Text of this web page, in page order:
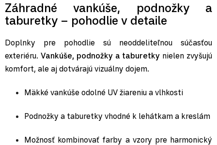
Záhradné vankúše, podnožky a
taburetky – pohodlie v detaile
Doplnky pre pohodlie sú neoddeliteľnou súčasťou
exteriéru. Vankúše, podnožky a taburetky nielen zvyšujú
komfort, ale aj dotvárajú vizuálny dojem.
Mäkké vankúše odolné UV žiareniu a vlhkosti
Podnožky a taburetky vhodné k lehátkam a kreslám
Možnosť kombinovať farby a vzory pre harmonický